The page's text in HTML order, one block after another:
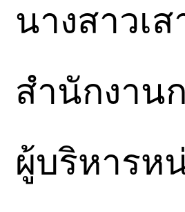
นางสาวเ
สำนักงาน
ผู้บริหารห